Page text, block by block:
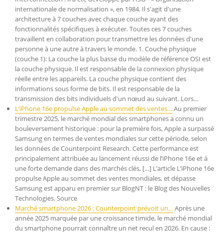
internationale de normalisation », en 1984. Il s'agit d'une
architecture à 7 couches avec chaque couche ayant des
fonctionnalités spécifiques à exécuter. Toutes ces 7 couches
travaillent en collaboration pour transmettre les données d'une
personne à une autre à travers le monde. 1. Couche physique
(couche 1): La couche la plus basse du modèle de référence OSI est
la couche physique. Il est responsable de la connexion physique
réelle entre les appareils. La couche physique contient des
informations sous forme de bits. Il est responsable de la
transmission des bits individuels d'un nœud au suivant. Lors…
L’iPhone 16e propulse Apple au sommet des ventes…Au premier
trimestre 2025, le marché mondial des smartphones a connu un
bouleversement historique : pour la première fois, Apple a surpassé
Samsung en termes de ventes mondiales sur cette période, selon
les données de Counterpoint Research. Cette performance est
principalement attribuée au lancement réussi de l’iPhone 16e et à
une forte demande dans des marchés clés, […] L’article L’iPhone 16e
propulse Apple au sommet des ventes mondiales, et dépasse
Samsung est apparu en premier sur BlogNT : le Blog des Nouvelles
Technologies. Source
Marché smartphone 2026 : Counterpoint prévoit un…Après une
année 2025 marquée par une croissance timide, le marché mondial
du smartphone pourrait connaître un net recul en 2026. En cause :